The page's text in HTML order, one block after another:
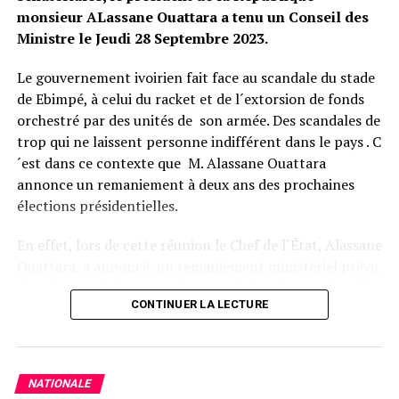
Facebook
Twitter
EmailWhatsApp
Comments
comments
monsieur ALassane Ouattara a tenu un Conseil des
Ministre le Jeudi 28 Septembre 2023.
Le gouvernement ivoirien fait face au scandale du stade
de Ebimpé, à celui du racket et de l´extorsion de fonds
orchestré par des unités de son armée. Des scandales de
trop qui ne laissent personne indifférent dans le pays . C
´est dans ce contexte que M. Alassane Ouattara
annonce un remaniement à deux ans des prochaines
élections présidentielles.
En effet, lors de cette réunion le Chef de l´État, Alassane
dans les prochaines semaines, après la mise en place du
Sénat. Bien avant, le Chef de l´Etat procedera à la
pour la Bonne Gouvernance, du Grand Chancelier de
l’Ordre National et celle du président de la Cour de
Cassation.
CONTINUER LA LECTURE
NATIONALE